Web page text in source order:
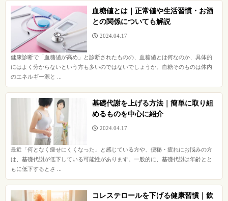
血糖値とは｜正常値や生活習慣・お酒
との関係についても解説
2024.04.17
健康診断で「血糖値が高め」と診断されたものの、血糖値とは何なのか、具体的
にはよく分からないという方も多いのではないでしょうか。血糖そのものは体内
のエネルギー源と ...
基礎代謝を上げる方法｜簡単に取り組
めるものを中心に紹介
2024.04.17
最近「何となく痩せにくくなった」と感じている方や、便秘・疲れにお悩みの方
は、基礎代謝が低下している可能性があります。一般的に、基礎代謝は年齢とと
もに低下するとさ ...
コレステロールを下げる健康習慣｜飲